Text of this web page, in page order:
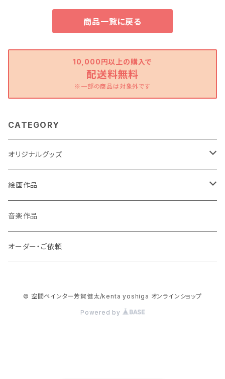
商品一覧に戻る
10,000円以上の購入で
配送料無料
※一部の商品は対象外です
CATEGORY
オリジナルグッズ
ポストカード
缶バッチ
ストラップ
絵画作品
原画作品
風景画
複製画作品
音楽作品
オーダー・ご依頼
© 空間ペインター芳賀健太/kenta yoshiga オンラインショップ
Powered by